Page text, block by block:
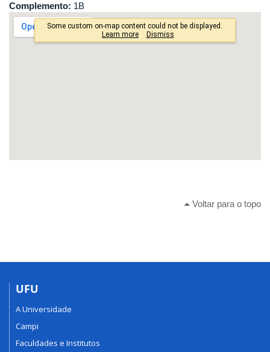
Complemento: 1B
Voltar para o topo
UFU
A Universidade
Campi
Faculdades e Institutos